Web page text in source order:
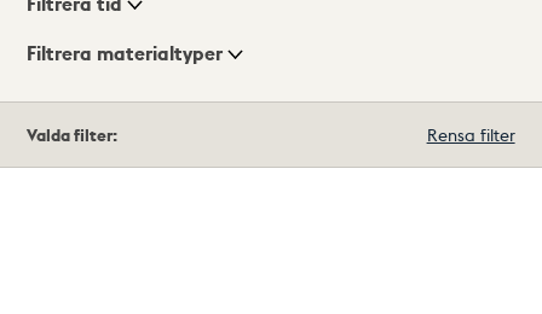
Visningsläge
Filtrera materialtyper
träffar
Valda filter: Rensa filter